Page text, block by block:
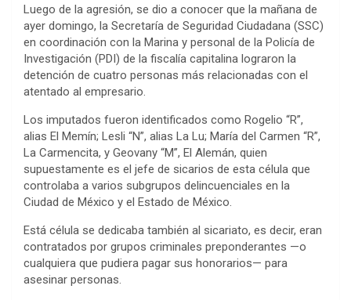
Luego de la agresión, se dio a conocer que la mañana de
ayer domingo, la Secretaría de Seguridad Ciudadana (SSC)
en coordinación con la Marina y personal de la Policía de
Investigación (PDI) de la fiscalía capitalina lograron la
detención de cuatro personas más relacionadas con el
atentado al empresario.
Los imputados fueron identificados como Rogelio “R”,
alias El Memín; Lesli “N”, alias La Lu; María del Carmen “R”,
La Carmencita, y Geovany “M”, El Alemán, quien
supuestamente es el jefe de sicarios de esta célula que
controlaba a varios subgrupos delincuenciales en la
Ciudad de México y el Estado de México.
Está célula se dedicaba también al sicariato, es decir, eran
contratados por grupos criminales preponderantes —o
cualquiera que pudiera pagar sus honorarios— para
asesinar personas.